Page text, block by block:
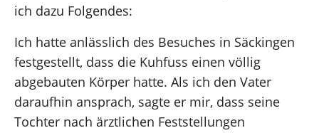
ich dazu Folgendes:
Ich hatte anlässlich des Besuches in Säckingen
festgestellt, dass die Kuhfuss einen völlig
abgebauten Körper hatte. Als ich den Vater
daraufhin ansprach, sagte er mir, dass seine
Tochter nach ärztlichen Feststellungen